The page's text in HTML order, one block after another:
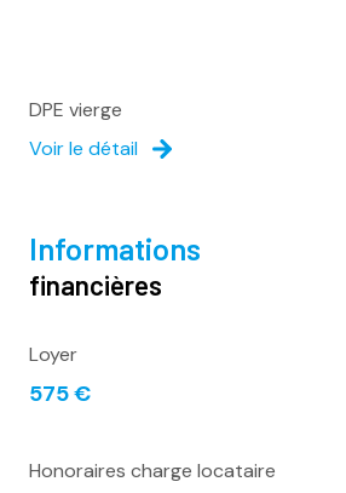
DPE vierge
Voir le détail
informations
financières
Loyer
575 €
Honoraires charge locataire